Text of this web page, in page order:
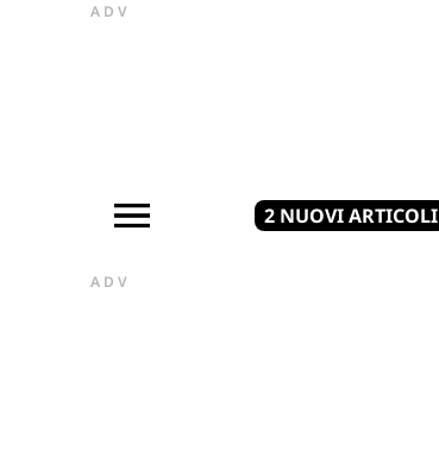
ADV
2 NUOVI ARTICOLI
ADV